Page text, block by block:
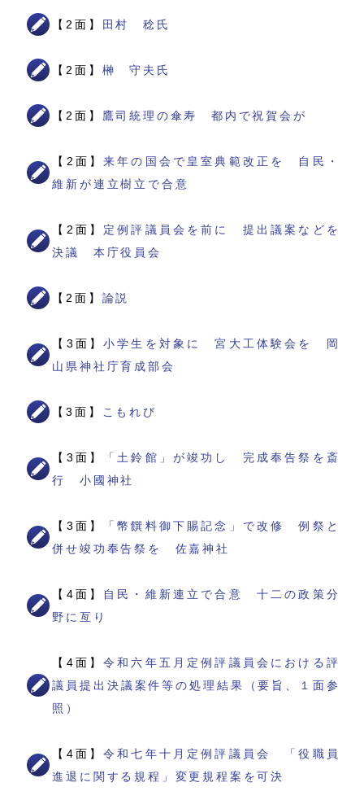
【2面】 田村 稔氏
【2面】 榊 守夫氏
【2面】 鷹司統理の傘寿 都内で祝賀会が
【2面】来年の国会で皇室典範改正を 自民・
維新が連立樹立で合意
【2面】 定例評議員会を前に 提出議案などを
決議 本庁役員会
【2面】 論説
【3面】小学生を対象に 宮大工体験会を 岡
山県神社庁育成部会
【3面】 こもれび
【3面】
「土鈴館」が竣功し 完成奉告祭を斎
行 小國神社
【3面】
「幣饌料御下賜記念」で改修 例祭と
併せ竣功奉告祭を 佐嘉神社
【4面】
自民・維新連立で合意 十二の政策分
野に亙り
【4面】令和六年五月定例評議員会における評
議員提出決議案件等の処理結果（要旨、１面参
照）
【4面】令和七年十月定例評議員会 「役職員
進退に関する規程」変更規程案を可決